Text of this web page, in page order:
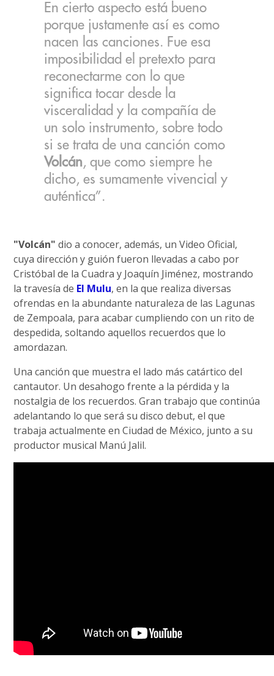
En cierto aspecto está bueno
porque justamente así es como
nacen las canciones. Fue esa
imposibilidad el pretexto para
reconectarme con lo que
significa tocar desde la
visceralidad y la compañía de
un solo instrumento, sobre todo
si se trata de una canción como
Volcán, que como siempre he
dicho, es sumamente vivencial y
auténtica”.
"Volcán" dio a conocer, además, un Video Oficial,
cuya dirección y guión fueron llevadas a cabo por
Cristóbal de la Cuadra y Joaquín Jiménez, mostrando
la travesía de El Mulu, en la que realiza diversas
ofrendas en la abundante naturaleza de las Lagunas
de Zempoala, para acabar cumpliendo con un rito de
despedida, soltando aquellos recuerdos que lo
amordazan.
Una canción que muestra el lado más catártico del
cantautor. Un desahogo frente a la pérdida y la
nostalgia de los recuerdos. Gran trabajo que continúa
adelantando lo que será su disco debut, el que
trabaja actualmente en Ciudad de México, junto a su
productor musical Manú Jalil.